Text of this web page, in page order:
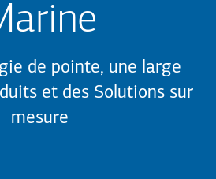
de pointe, une large
et des Solutions sur
mesure